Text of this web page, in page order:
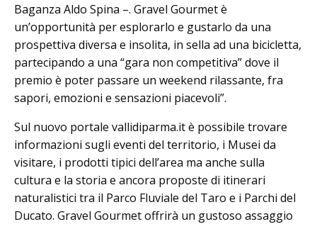
Baganza Aldo Spina –. Gravel Gourmet è
un’opportunità per esplorarlo e gustarlo da una
prospettiva diversa e insolita, in sella ad una bicicletta,
partecipando a una “gara non competitiva” dove il
premio è poter passare un weekend rilassante, fra
sapori, emozioni e sensazioni piacevoli”.
Sul nuovo portale vallidiparma.it è possibile trovare
informazioni sugli eventi del territorio, i Musei da
visitare, i prodotti tipici dell’area ma anche sulla
cultura e la storia e ancora proposte di itinerari
naturalistici tra il Parco Fluviale del Taro e i Parchi del
Ducato. Gravel Gourmet offrirà un gustoso assaggio